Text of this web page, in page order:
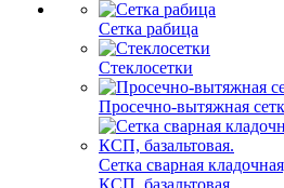
Сетка рабица
Стеклосетки
Просечно-вытяжная
Сетка сварная
КСП, базальтовая.